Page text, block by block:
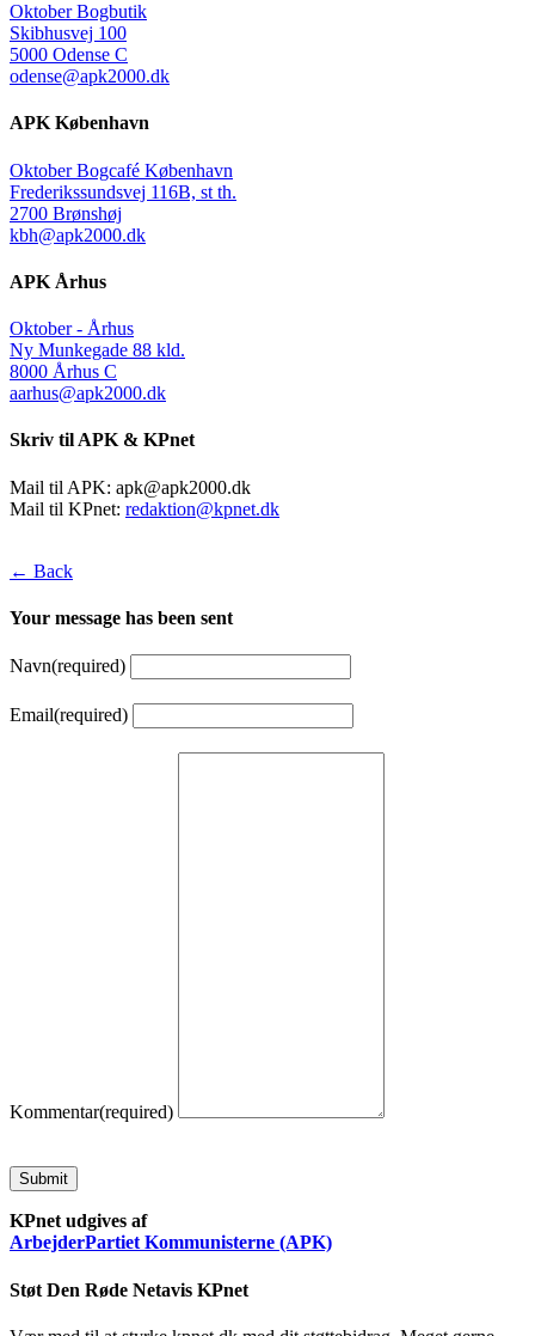
Oktober Bogbutik
Skibhusvej 100
5000 Odense C
odense@apk2000.dk
APK København
Oktober Bogcafé København
Frederikssundsvej 116B, st th.
2700 Brønshøj
kbh@apk2000.dk
APK Århus
Oktober - Århus
Ny Munkegade 88 kld.
8000 Århus C
aarhus@apk2000.dk
Skriv til APK & KPnet
Mail til APK: apk@apk2000.dk
Mail til KPnet: redaktion@kpnet.dk
← Back
Your message has been sent
Navn(required)
Email(required)
Kommentar(required)
Submit
KPnet udgives af
ArbejderPartiet Kommunisterne (APK)
Støt Den Røde Netavis KPnet